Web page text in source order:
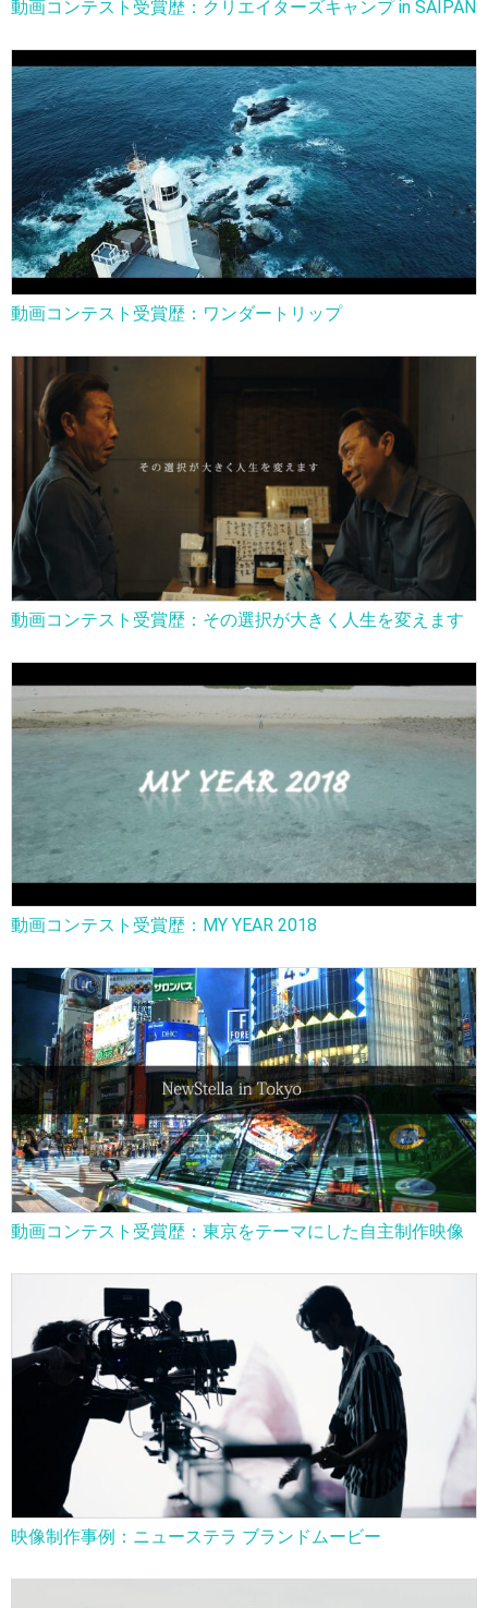
動画コンテスト受賞歴：クリエイターズキャンプ in SAIPAN
動画コンテスト受賞歴：ワンダートリップ
動画コンテスト受賞歴：その選択が大きく人生を変えます
動画コンテスト受賞歴：MY YEAR 2018
動画コンテスト受賞歴：東京をテーマにした自主制作映像
映像制作事例：ニューステラ ブランドムービー